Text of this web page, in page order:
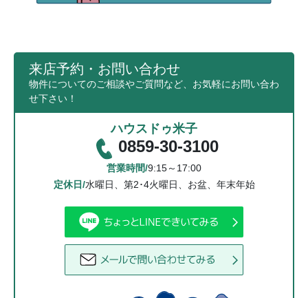
来店予約・お問い合わせ
物件についてのご相談やご質問など、お気軽にお問い合わ
せ下さい！
ハウスドゥ米子
0859-30-3100
営業時間/9:15～17:00
定休日/水曜日、第2･4火曜日、お盆、年末年始